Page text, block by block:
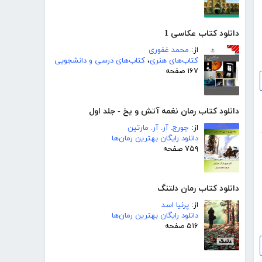
دانلود کتاب عکاسی 1
از: محمد غفوری
کتاب‌های هنری، کتاب‌های درسی و دانشجویی
۱۶۷ صفحه
دانلود کتاب رمان نغمه آتش و یخ - جلد اول
از: جورج. آر. آر. مارتین
دانلود رایگان بهترین رمان‌ها
۷۵۹ صفحه
دانلود کتاب رمان دلتنگ
از: پرنیا اسد
دانلود رایگان بهترین رمان‌ها
۵۱۶ صفحه